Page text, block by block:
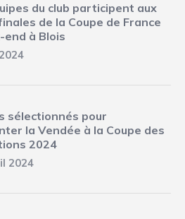
du club participent aux
de la Coupe de France
end à Blois
sélectionnés pour
la Vendée à la Coupe des
2024
2024